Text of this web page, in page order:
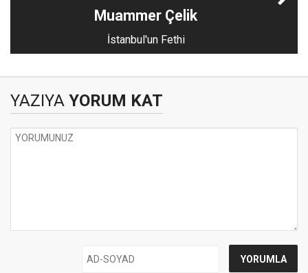
Muammer Çelik
İstanbul'un Fethi
YAZIYA YORUM KAT